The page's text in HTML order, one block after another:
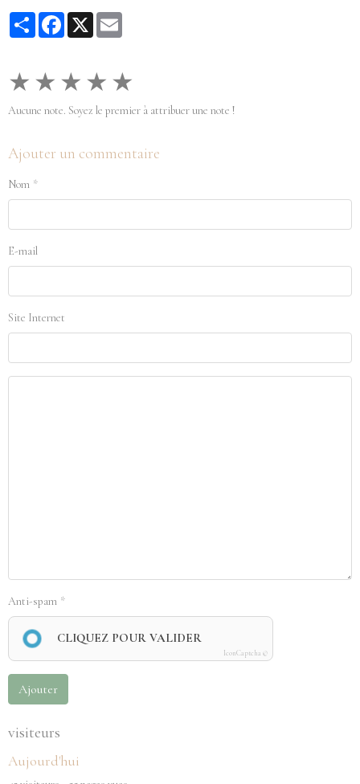
PartagerFacebook
X
★ ★ ★ ★ ★
Aucune note. Soyez le premier à attribuer une note !
Ajouter un commentaire
Nom
E-mail
Site Internet
Anti-spam
CLIQUEZ POUR VALIDER
IconCaptcha ©
Ajouter
visiteurs
Aujourd'hui